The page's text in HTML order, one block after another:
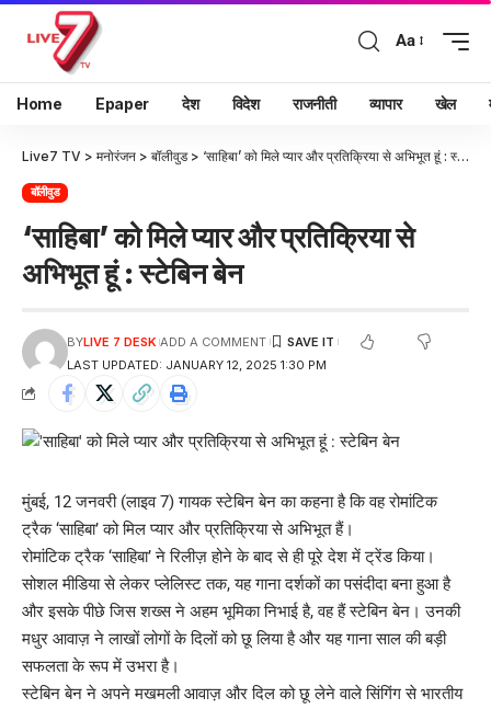
Aa
Home Epaper देश विदेश राजनीती व्यापार खेल
Live7 TV > मनोरंजन > बॉलीवुड> ‘साहिबा’ को मिले प्यार और प्रतिक्रिया से अभिभूत हूं : स्टेबिन बेन
बॉलीवुड
‘साहिबा’ को मिले प्यार और प्रतिक्रिया से
अभिभूत हूं : स्टेबिन बेन
LAST UPDATED: JANUARY 12, 2025 1:30 PM
BYLIVE 7 DESK ADD A COMMENT
मुंबई, 12 जनवरी (लाइव 7) गायक स्टेबिन बेन का कहना है कि वह रोमांटिक
ट्रैक ‘साहिबा’ को मिल प्यार और प्रतिक्रिया से अभिभूत हैं।
रोमांटिक ट्रैक ‘साहिबा’ ने रिलीज़ होने के बाद से ही पूरे देश में ट्रेंड किया।
सोशल मीडिया से लेकर प्लेलिस्ट तक, यह गाना दर्शकों का पसंदीदा बना हुआ है
और इसके पीछे जिस शख्स ने अहम भूमिका निभाई है, वह हैं स्टेबिन बेन। उनकी
मधुर आवाज़ ने लाखों लोगों के दिलों को छू लिया है और यह गाना साल की बड़ी
सफलता के रूप में उभरा है।
स्टेबिन बेन ने अपने मखमली आवाज़ और दिल को छू लेने वाले सिंगिंग से भारतीय